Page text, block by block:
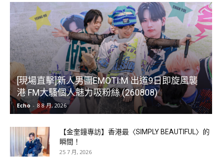
[現場直擊]新人男團EMOTI:M 出道9日即旋風襲
港 FM大騷個人魅力吸粉絲 (260808)
Echo - 8 8 月, 2026
【金奎鐘專訪】香港最〈SIMPLY BEAUTIFUL〉的
瞬間！
25 7 月, 2026